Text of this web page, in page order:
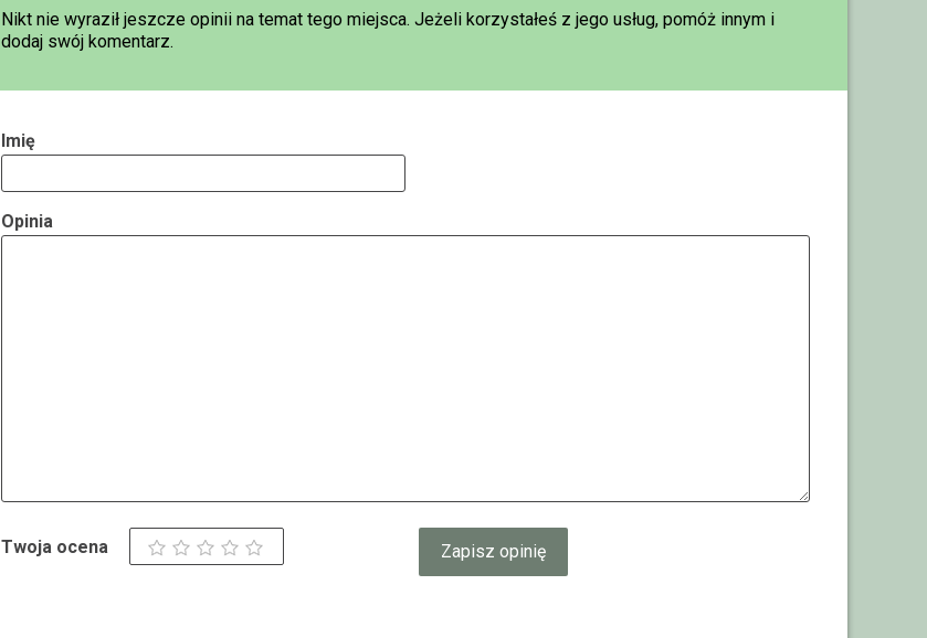
Nikt nie wyraził jeszcze opinii na temat tego miejsca. Jeżeli korzystałeś z jego usług, pomóż innym i
dodaj swój komentarz.
Imię
Opinia
Twoja ocena